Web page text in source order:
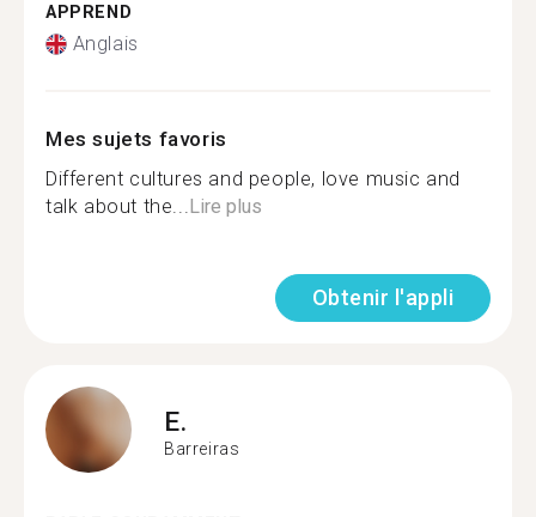
APPREND
Anglais
Mes sujets favoris
Different cultures and people, love music and
talk about the...Lire plus
Obtenir l'appli
E.
Barreiras